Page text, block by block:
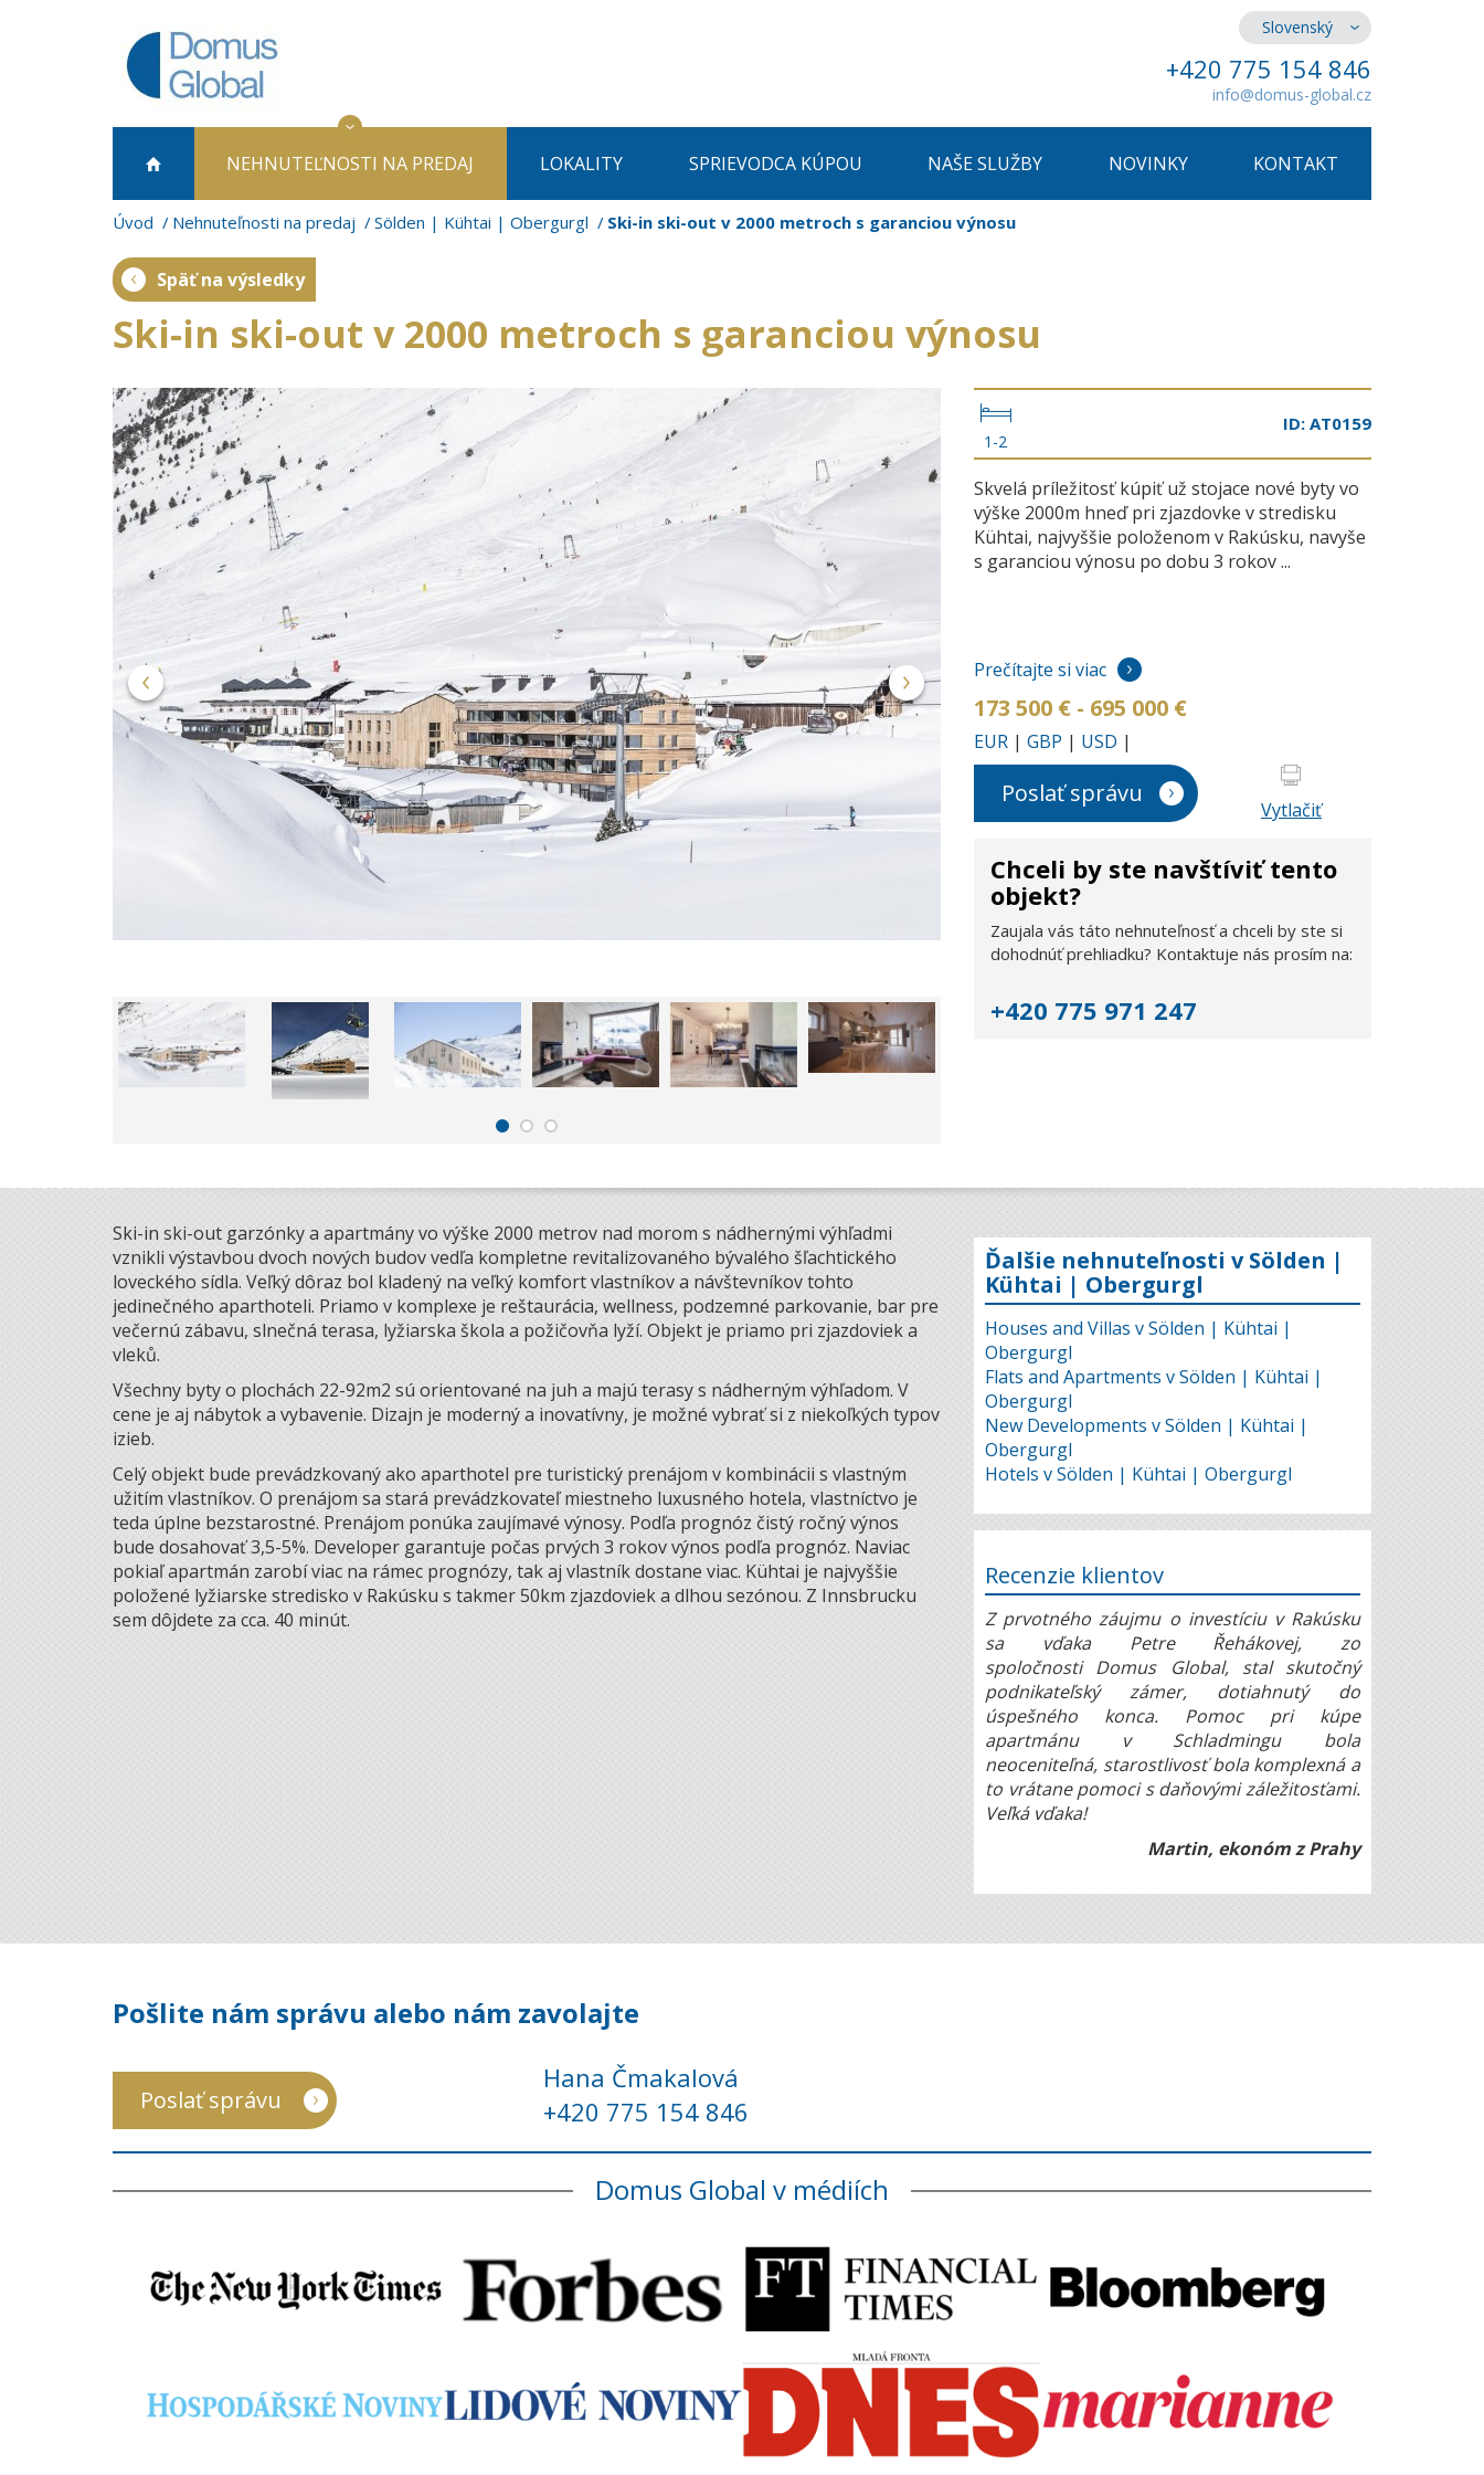
Slovenský
+420 775 154 846
info@domus-global.cz
NEHNUTEĽNOSTI NA PREDAJ LOKALITY SPRIEVODCA KÚPOU NAŠE SLUŽBY NOVINKY KONTAKT
Úvod Nehnuteľnosti na predaj Sölden | Kühtai | Obergurgl Ski-in ski-out v 2000 metroch s garanciou výnosu
Späť na výsledky
Ski-in ski-out v 2000 metroch s garanciou výnosu
1-2
ID: AT0159
Skvelá príležitosť kúpiť už stojace nové byty vo
výške 2000m hneď pri zjazdovke v stredisku
Kühtai, najvyššie položenom v Rakúsku, navyše
s garanciou výnosu po dobu 3 rokov ...
Prečítajte si viac
173 500 € - 695 000 €
EUR | GBP | USD |
Poslať správu
Vytlačiť
Chceli by ste navštíviť tento
objekt?
Zaujala vás táto nehnuteľnosť a chceli by ste si
dohodnúť prehliadku? Kontaktuje nás prosím na:
+420 775 971 247
Ski-in ski-out garzónky a apartmány vo výške 2000 metrov nad morom s nádhernými výhľadmi
vznikli výstavbou dvoch nových budov vedľa kompletne revitalizovaného bývalého šľachtického
loveckého sídla. Veľký dôraz bol kladený na veľký komfort vlastníkov a návštevníkov tohto
jedinečného aparthoteli. Priamo v komplexe je reštaurácia, wellness, podzemné parkovanie, bar pre
večernú zábavu, slnečná terasa, lyžiarska škola a požičovňa lyží. Objekt je priamo pri zjazdoviek a
vleků.
Všechny byty o plochách 22-92m2 sú orientované na juh a majú terasy s nádherným výhľadom. V
cene je aj nábytok a vybavenie. Dizajn je moderný a inovatívny, je možné vybrať si z niekoľkých typov
izieb.
Celý objekt bude prevádzkovaný ako aparthotel pre turistický prenájom v kombinácii s vlastným
užitím vlastníkov. O prenájom sa stará prevádzkovateľ miestneho luxusného hotela, vlastníctvo je
teda úplne bezstarostné. Prenájom ponúka zaujímavé výnosy. Podľa prognóz čistý ročný výnos
bude dosahovať 3,5-5%. Developer garantuje počas prvých 3 rokov výnos podľa prognóz. Naviac
pokiaľ apartmán zarobí viac na rámec prognózy, tak aj vlastník dostane viac. Kühtai je najvyššie
položené lyžiarske stredisko v Rakúsku s takmer 50km zjazdoviek a dlhou sezónou. Z Innsbrucku
sem dôjdete za cca. 40 minút.
Ďalšie nehnuteľnosti v Sölden |
Kühtai | Obergurgl
Houses and Villas v Sölden | Kühtai |
Obergurgl
Flats and Apartments v Sölden | Kühtai |
Obergurgl
New Developments v Sölden | Kühtai |
Obergurgl
Hotels v Sölden | Kühtai | Obergurgl
Recenzie klientov
Z prvotného záujmu o investíciu v Rakúsku
sa vďaka Petre Řehákovej, zo
spoločnosti Domus Global, stal skutočný
podnikateľský zámer, dotiahnutý do
úspešného konca. Pomoc pri kúpe
apartmánu v Schladmingu bola
neoceniteľná, starostlivosť bola komplexná a
to vrátane pomoci s daňovými záležitosťami.
Veľká vďaka!
Martin, ekonóm z Prahy
Pošlite nám správu alebo nám zavolajte
Poslať správu
Hana Čmakalová
+420 775 154 846
Domus Global v médiích